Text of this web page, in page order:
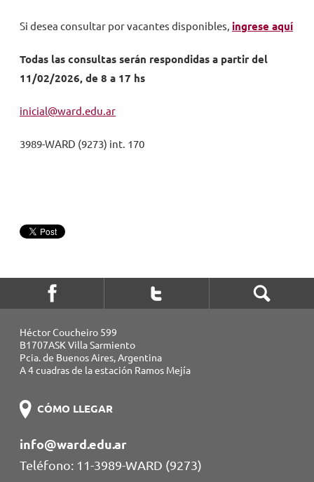
Si desea consultar por vacantes disponibles, ingrese aquí
Todas las consultas serán respondidas a partir del
11/02/2026, de 8 a 17 hs
inicial@ward.edu.ar
3989-WARD (9273) int. 170
Héctor Coucheiro 599
B1707ASK Villa Sarmiento
Pcia. de Buenos Aires, Argentina
A 4 cuadras de la estación Ramos Mejía
CÓMO LLEGAR
info@ward.edu.ar
Teléfono: 11-3989-WARD (9273)